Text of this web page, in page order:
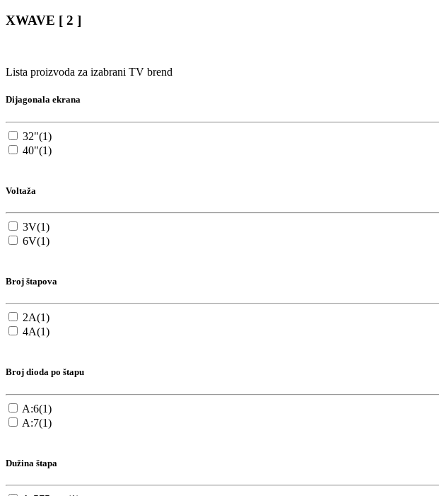
XWAVE [ 2 ]
Lista proizvoda za izabrani TV brend
Dijagonala ekrana
32"(1)
40"(1)
Voltaža
3V(1)
6V(1)
Broj štapova
2A(1)
4A(1)
Broj dioda po štapu
A:6(1)
A:7(1)
Dužina štapa